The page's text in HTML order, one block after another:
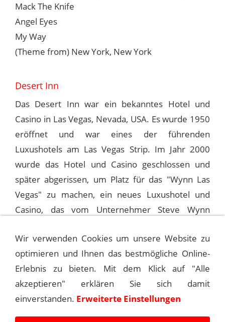
Mack The Knife
Angel Eyes
My Way
(Theme from) New York, New York
Desert Inn
Das Desert Inn war ein bekanntes Hotel und
Casino in Las Vegas, Nevada, USA. Es wurde 1950
eröffnet und war eines der führenden
Luxushotels am Las Vegas Strip. Im Jahr 2000
wurde das Hotel und Casino geschlossen und
später abgerissen, um Platz für das "Wynn Las
Vegas" zu machen, ein neues Luxushotel und
Casino, das vom Unternehmer Steve Wynn
(1ST)
1992-06-28 LAS VEGAS, DESERT INN
Wir verwenden Cookies um unsere Website zu
optimieren und Ihnen das bestmögliche Online-
Erlebnis zu bieten. Mit dem Klick auf "Alle
akzeptieren" erklären Sie sich damit
einverstanden. Erweiterte Einstellungen